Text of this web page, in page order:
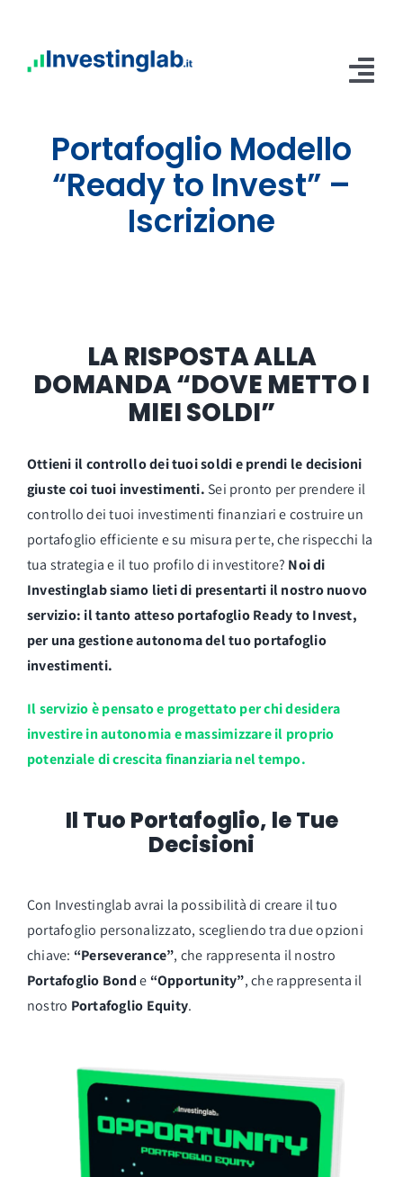
contenuto
Home
Abbonamenti
Area Riservata
Portafoglio Modello
“Ready to Invest” –
Iscrizione
LA RISPOSTA ALLA
DOMANDA “DOVE METTO I
MIEI SOLDI”
Ottieni il controllo dei tuoi soldi e prendi le decisioni
giuste coi tuoi investimenti. Sei pronto per prendere il
controllo dei tuoi investimenti finanziari e costruire un
portafoglio efficiente e su misura per te, che rispecchi la
tua strategia e il tuo profilo di investitore? Noi di
Investinglab siamo lieti di presentarti il nostro nuovo
servizio: il tanto atteso portafoglio Ready to Invest,
per una gestione autonoma del tuo portafoglio
investimenti.
Il servizio è pensato e progettato per chi desidera
investire in autonomia e massimizzare il proprio
potenziale di crescita finanziaria nel tempo.
Il Tuo Portafoglio, le Tue
Decisioni
Con Investinglab avrai la possibilità di creare il tuo
portafoglio personalizzato, scegliendo tra due opzioni
chiave: “Perseverance”, che rappresenta il nostro
Portafoglio Bonde “Opportunity”, che rappresenta il
nostro Portafoglio Equity.